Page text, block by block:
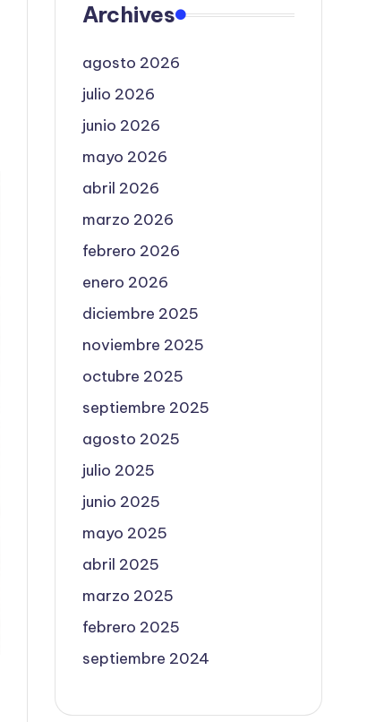
Archives
agosto 2026
julio 2026
junio 2026
mayo 2026
abril 2026
marzo 2026
febrero 2026
enero 2026
diciembre 2025
noviembre 2025
octubre 2025
septiembre 2025
agosto 2025
julio 2025
junio 2025
mayo 2025
abril 2025
marzo 2025
febrero 2025
septiembre 2024